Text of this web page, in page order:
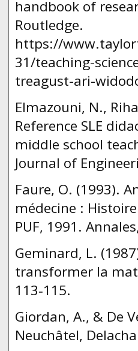
handbook of
Routledge.
https://
31/teaching-
treagust-ari-
Elmazouni, N.,
Reference SLE
middle school
Journal of
Faure, O. (1993).
médecine :
PUF, 1991.
Geminard, L.
transformer la
113‑115.
Giordan, A., & De
Neuchâtel,